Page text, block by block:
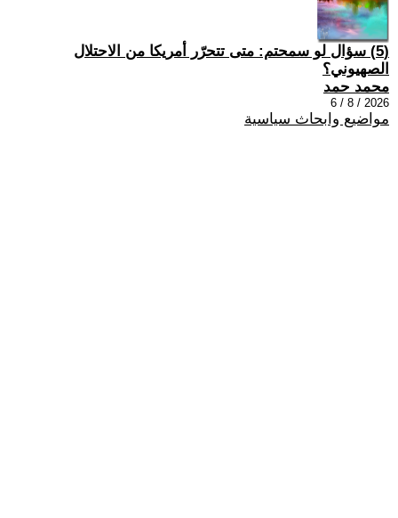
(5) سؤال لو سمحتم: متى تتحرّر أمريكا من الاحتلال
الصهيوني؟
محمد حمد
2026 / 8 / 6
مواضيع وابحاث سياسية